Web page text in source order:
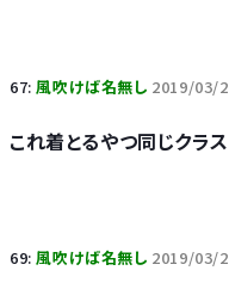
67:風吹けば名無し 2019/03/
これ着とるやつ同じクラ
69:風吹けば名無し 2019/03/